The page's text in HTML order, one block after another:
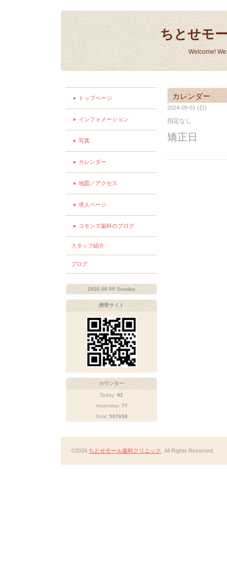
ちとせモ
Welcome!
カレンダー
2024-09-01 (日)
指定なし
矯正日
トップページ
インフォメーション
写真
カレンダー
地図／アクセス
求人ページ
コモンズ歯科のブログ
スタッフ紹介
ブログ
2026.08.09 Sunday
携帯サイト
カウンター
Today: 82
Yesterday: 77
Total: 507658
©2026 ちとせモール歯科クリニック . All Rights Reserved.